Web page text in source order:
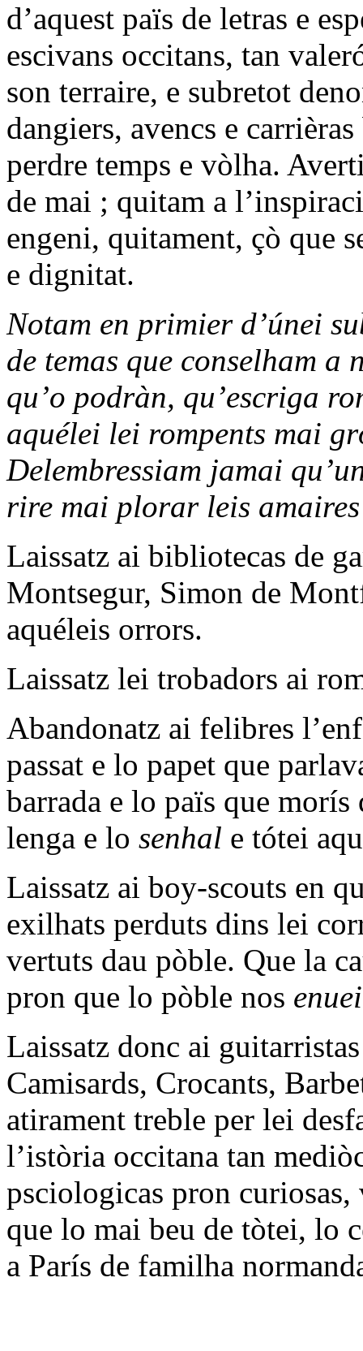
d’aquest païs de letras e
escivans occitans, tan
son terraire, e subretot
dangiers, avencs e
perdre temps e vòlha.
de mai ; quitam a
engeni, quitament, çò que
e dignitat.
Notam en primier d’únei
de temas que conselham
qu’o podràn, qu’escriga
aquélei lei rompents mai
Delembressiam jamai
rire mai plorar leis
Laissatz ai bibliotecas de
Montsegur, Simon de
aquéleis orrors.
Laissatz lei trobadors ai
Abandonatz ai felibres
passat e lo papet que
barrada e lo païs que
lenga e lo senhal e tótei
Laissatz ai boy-scouts en
exilhats perduts dins lei
vertuts dau pòble. Que la
pron que lo pòble nos
Laissatz donc ai
Camisards, Crocants,
atirament treble per lei
l’istòria occitana tan
psciologicas pron
que lo mai beu de tòtei, lo
a París de familha